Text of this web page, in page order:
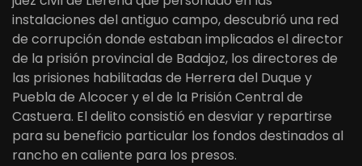
instalaciones del antiguo campo, descubrió una red
de corrupción donde estaban implicados el director
de la prisión provincial de Badajoz, los directores de
las prisiones habilitadas de Herrera del Duque y
Puebla de Alcocer y el de la Prisión Central de
Castuera. El delito consistió en desviar y repartirse
para su beneficio particular los fondos destinados al
rancho en caliente para los presos.